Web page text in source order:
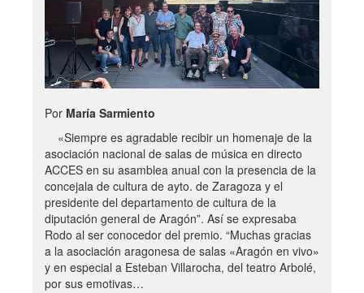
Por María Sarmiento
«Siempre es agradable recibir un homenaje de la
asociación nacional de salas de música en directo
ACCES en su asamblea anual con la presencia de la
concejala de cultura de ayto. de Zaragoza y el
presidente del departamento de cultura de la
diputación general de Aragón”. Así se expresaba
Rodo al ser conocedor del premio. “Muchas gracias
a la asociación aragonesa de salas «Aragón en vivo»
y en especial a Esteban Villarocha, del teatro Arbolé,
por sus emotivas…